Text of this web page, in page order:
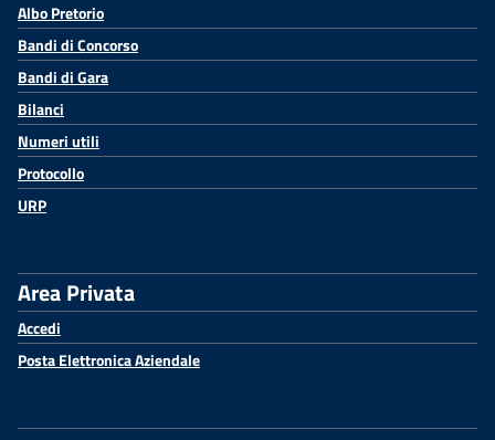
Albo Pretorio
Bandi di Concorso
Bandi di Gara
Bilanci
Numeri utili
Protocollo
URP
Area Privata
Accedi
Posta Elettronica Aziendale